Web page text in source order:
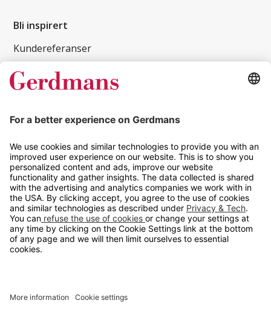
Bli inspirert
Kundereferanser
Magasin
Tips og guider
Kontakt
info@gerdmans.no
67 80 56 20
Åpningstid
Hverdager 08:00-16:00
Cookie innstillinger